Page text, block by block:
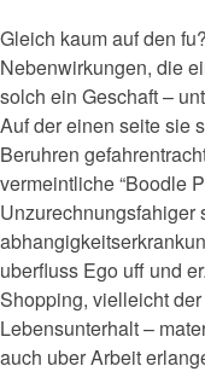
Gleich kaum auf den
Nebenwirkungen, die
solch ein Geschaft –
Auf der einen seite sie
Beruhren
vermeintliche “Boodle
Unzurechnungsfahiger
uberfluss Ego uff und
Shopping, vielleicht
Lebensunterhalt –
auch uber Arbeit